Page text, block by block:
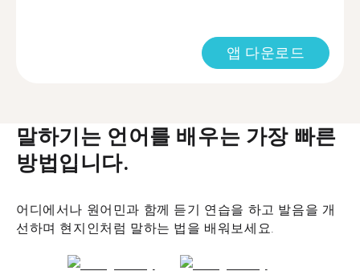
앱 다운로드
말하기는 언어를 배우는 가장 빠른
방법입니다.
어디에서나 원어민과 함께 듣기 연습을 하고 발음을 개
선하며 현지인처럼 말하는 법을 배워보세요.